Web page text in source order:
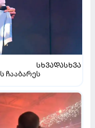
ᲡᲮᲕᲐᲓᲐᲡᲮᲕᲐ
ჩააბარეს